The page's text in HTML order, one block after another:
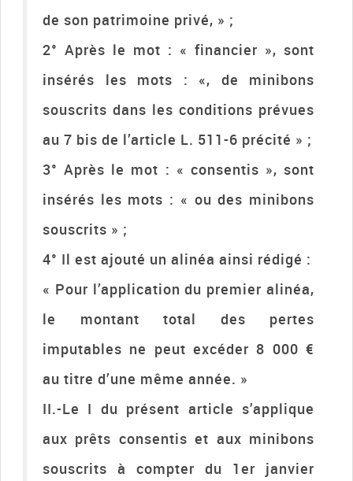
de son patrimoine privé, » ;
2° Après le mot : « financier », sont
insérés les mots : «, de minibons
souscrits dans les conditions prévues
au 7 bis de l’article L. 511-6 précité » ;
3° Après le mot : « consentis », sont
insérés les mots : « ou des minibons
souscrits » ;
4° Il est ajouté un alinéa ainsi rédigé :
« Pour l’application du premier alinéa,
le montant total des pertes
imputables ne peut excéder 8 000 €
au titre d’une même année. »
II.-Le I du présent article s’applique
aux prêts consentis et aux minibons
souscrits à compter du 1er janvier